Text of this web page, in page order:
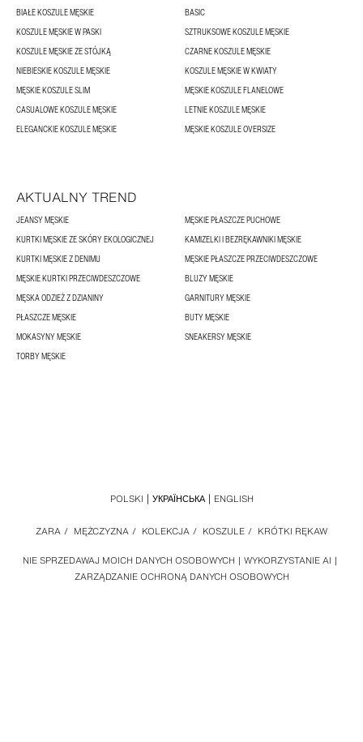
BIAŁE KOSZULE MĘSKIE
BASIC
KOSZULE MĘSKIE W PASKI
SZTRUKSOWE KOSZULE MĘSKIE
KOSZULE MĘSKIE ZE STÓJKĄ
CZARNE KOSZULE MĘSKIE
NIEBIESKIE KOSZULE MĘSKIE
KOSZULE MĘSKIE W KWIATY
MĘSKIE KOSZULE SLIM
MĘSKIE KOSZULE FLANELOWE
CASUALOWE KOSZULE MĘSKIE
LETNIE KOSZULE MĘSKIE
ELEGANCKIE KOSZULE MĘSKIE
MĘSKIE KOSZULE OVERSIZE
AKTUALNY TREND
JEANSY MĘSKIE
MĘSKIE PŁASZCZE PUCHOWE
KURTKI MĘSKIE ZE SKÓRY EKOLOGICZNEJ
KAMIZELKI I BEZRĘKAWNIKI MĘSKIE
KURTKI MĘSKIE Z DENIMU
MĘSKIE PŁASZCZE PRZECIWDESZCZOWE
MĘSKIE KURTKI PRZECIWDESZCZOWE
BLUZY MĘSKIE
MĘSKA ODZIEŻ Z DZIANINY
GARNITURY MĘSKIE
PŁASZCZE MĘSKIE
BUTY MĘSKIE
MOKASYNY MĘSKIE
SNEAKERSY MĘSKIE
TORBY MĘSKIE
NIE SPRZEDAWAJ MOICH DANYCH OSOBOWYCH
WYKORZYSTANIE AI
ZARZĄDZANIE OCHRONĄ DANYCH OSOBOWYCH
ZARA / MĘŻCZYZNA / KOLEKCJA / KOSZULE / KRÓTKI RĘKAW
POLSKI УКРАЇНСЬКА ENGLISH